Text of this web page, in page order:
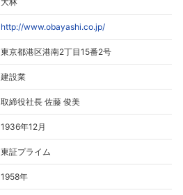
http://www.obayashi.co.jp/
東京都港区港南2丁目15番2号
建設業
取締役社長 佐藤 俊美
1936年12月
東証プライム
1958年